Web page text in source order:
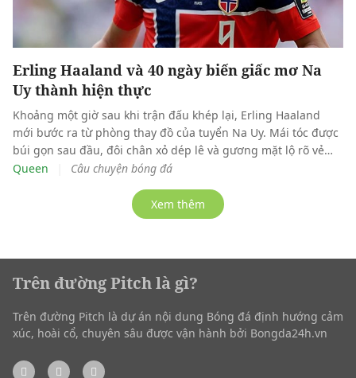
Erling Haaland và 40 ngày biến giấc mơ Na
Uy thành hiện thực
Khoảng một giờ sau khi trận đấu khép lại, Erling Haaland
mới bước ra từ phòng thay đồ của tuyển Na Uy. Mái tóc được
búi gọn sau đầu, đôi chân xỏ dép lê và gương mặt lộ rõ vẻ
mệt mỏi. Anh được dẫn ra khỏi sân Hard Rock ở Miami để
thông cuối cùng của mình tại World Cup.
Queen Câu chuyện bóng đá
Xem thêm
Trên đường Pitch là gì?
Trên đường Pitch là dự án nội dung Bóng đá định hướng cảm
xúc, hoài cổ, chuyên sâu được vận hành bởi Bongda24h.vn